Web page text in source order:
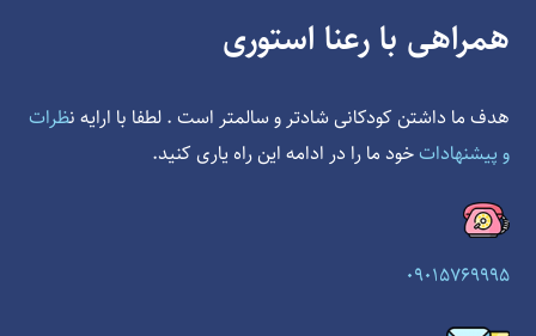
همراهی با رعنا استوری
هدف ما داشتن کودکانی شادتر و سالمتر است . لطفا با ارایه نظرات
و پیشنهادات خود ما را در ادامه این راه یاری کنید.
09015769995